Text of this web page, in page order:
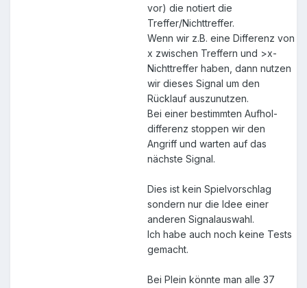
vor) die notiert die
Treffer/Nichttreffer.
Wenn wir z.B. eine Differenz von
x zwischen Treffern und >x-
Nichttreffer haben, dann nutzen
wir dieses Signal um den
Rücklauf auszunutzen.
Bei einer bestimmten Aufhol-
differenz stoppen wir den
Angriff und warten auf das
nächste Signal.
Dies ist kein Spielvorschlag
sondern nur die Idee einer
anderen Signalauswahl.
Ich habe auch noch keine Tests
gemacht.
Bei Plein könnte man alle 37